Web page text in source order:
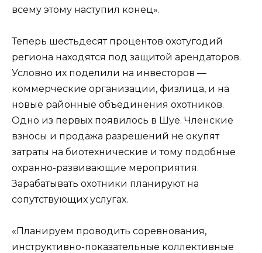
всему этому наступил конец».
Теперь шестьдесят процентов охотугодий
региона находятся под защитой арендаторов.
Условно их поделили на инвесторов —
коммерческие организации, физлица, и на
новые районные объединения охотников.
Одно из первых появилось в Шуе. Членские
взносы и продажа разрешений не окупят
затраты на биотехнические и тому подобные
охранно-развивающие мероприятия.
Зарабатывать охотники планируют на
сопутствующих услугах.
«Планируем проводить соревнования,
инструктивно-показательные коллективные